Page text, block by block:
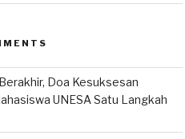
Doa Kesuksesan
UNESA Satu Langkah